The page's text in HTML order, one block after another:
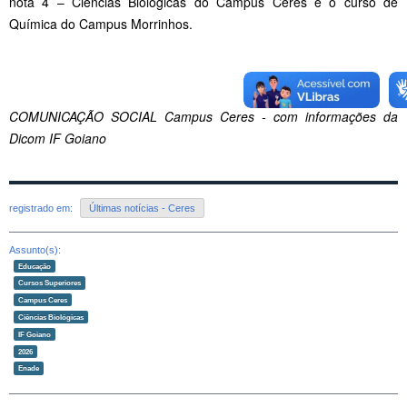
Química do Campus Morrinhos.
COMUNICAÇÃO SOCIAL Campus Ceres - com informações da
Dicom IF Goiano
registrado em: Últimas notícias - Ceres
Assunto(s):
Educação
Cursos Superiores
Campus Ceres
Ciências Biológicas
IF Goiano
2026
Enade